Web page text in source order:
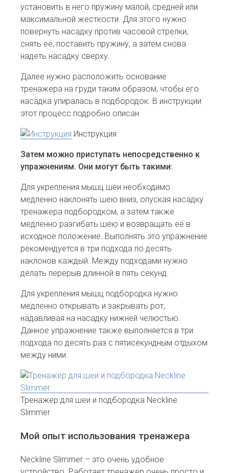
установить в него пружину малой, средней или
максимальной жесткости. Для этого нужно
повернуть насадку против часовой стрелки,
снять её, поставить пружину, а затем снова
надеть насадку сверху.
Далее нужно расположить основание
тренажера на груди таким образом, чтобы его
насадка упиралась в подбородок. В инструкции
этот процесс подробно описан.
Инструкция
Затем можно приступать непосредственно к
упражнениям. Они могут быть такими:
Для укрепления мышц шеи необходимо
медленно наклонять шею вниз, опуская насадку
тренажера подбородком, а затем также
медленно разгибать шею и возвращать её в
исходное положение. Выполнять это упражнение
рекомендуется в три подхода по десять
наклонов каждый. Между подходами нужно
делать перерыв длинной в пять секунд.
Для укрепления мышц подбородка нужно
медленно открывать и закрывать рот,
надавливая на насадку нижней челюстью.
Данное упражнение также выполняется в три
подхода по десять раз с пятисекундным отдыхом
между ними.
Тренажер для шеи и подбородка Neckline
Slimmer
Мой опыт использования тренажера
Neckline Slimmer – это очень удобное